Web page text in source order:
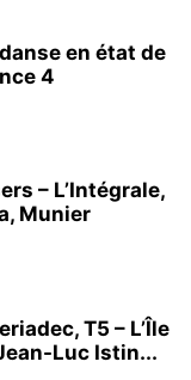
en état de
4
– L’Intégrale,
Munier
T5 – L’Île
Luc Istin...